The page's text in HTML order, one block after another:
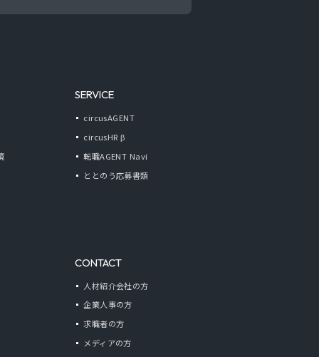
SERVICE
circusAGENT
circusHR β
転職AGENT Navi
ととのう応募書類
CONTACT
人材紹介会社の方
企業人事の方
求職者の方
メディアの方